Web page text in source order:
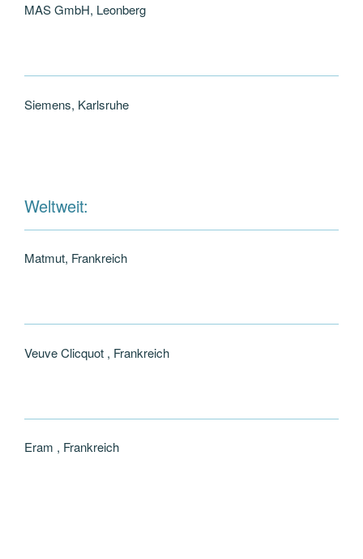
MAS GmbH, Leonberg
Siemens, Karlsruhe
Weltweit:
Matmut, Frankreich
Veuve Clicquot , Frankreich
Eram , Frankreich